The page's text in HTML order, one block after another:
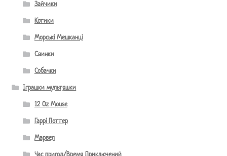
Зайчики
Котики
Морські Мешканці
Свинки
Собачки
Іграшки мультяшки
12 Oz Mouse
Гаррі Поттер
Марвел